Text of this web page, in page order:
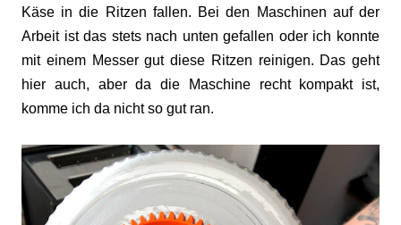
Käse in die Ritzen fallen. Bei den Maschinen auf der
Arbeit ist das stets nach unten gefallen oder ich konnte
mit einem Messer gut diese Ritzen reinigen. Das geht
hier auch, aber da die Maschine recht kompakt ist,
komme ich da nicht so gut ran.